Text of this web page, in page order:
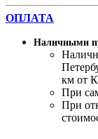
ОПЛАТА
Наличными
км от
При
При